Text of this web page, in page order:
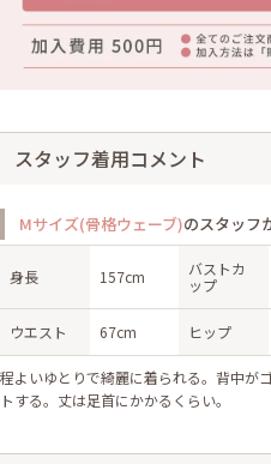
スタッフ着用コメント
Mサイズ(骨格ウェーブ)のスタッフ
身長 157cm
バストカ
ップ
ウエスト 67cm ヒップ
程よいゆとりで綺麗に着られる。背中が
トする。丈は足首にかかるくらい。